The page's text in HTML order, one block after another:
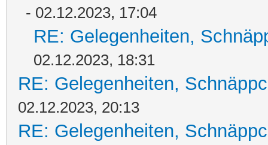
- 02.12.2023, 17:04
RE: Gelegenheiten,
02.12.2023, 18:31
RE: Gelegenheiten,
02.12.2023, 20:13
RE: Gelegenheiten,